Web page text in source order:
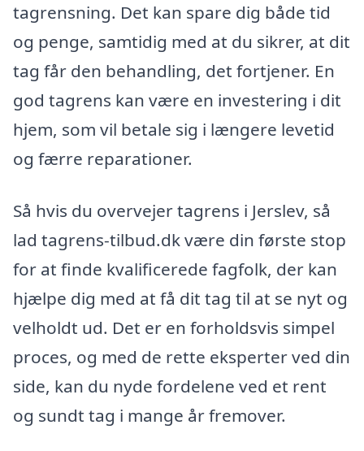
tagrensning. Det kan spare dig både tid
og penge, samtidig med at du sikrer, at dit
tag får den behandling, det fortjener. En
god tagrens kan være en investering i dit
hjem, som vil betale sig i længere levetid
og færre reparationer.
Så hvis du overvejer tagrens i Jerslev, så
lad tagrens-tilbud.dk være din første stop
for at finde kvalificerede fagfolk, der kan
hjælpe dig med at få dit tag til at se nyt og
velholdt ud. Det er en forholdsvis simpel
proces, og med de rette eksperter ved din
side, kan du nyde fordelene ved et rent
og sundt tag i mange år fremover.